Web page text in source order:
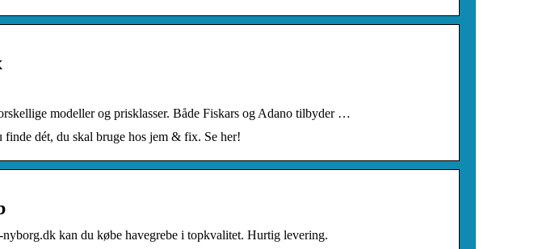
modeller og prisklasser. Både Fiskars og Adano tilbyder …
dét, du skal bruge hos jem & fix. Se her!
kan du købe havegrebe i topkvalitet. Hurtig levering.